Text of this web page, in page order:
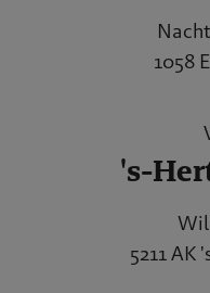
1058
's-
5211 AK